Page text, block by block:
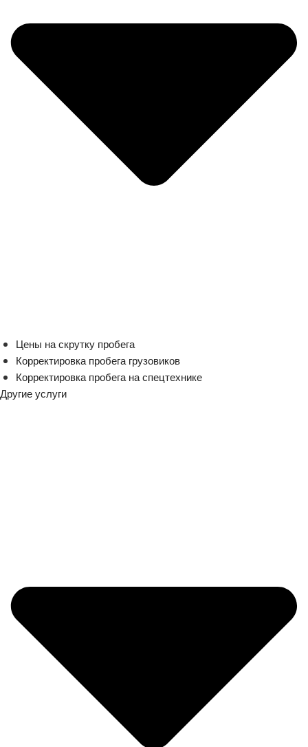
Цены на скрутку пробега
Корректировка пробега грузовиков
Корректировка пробега на спецтехнике
Другие услуги